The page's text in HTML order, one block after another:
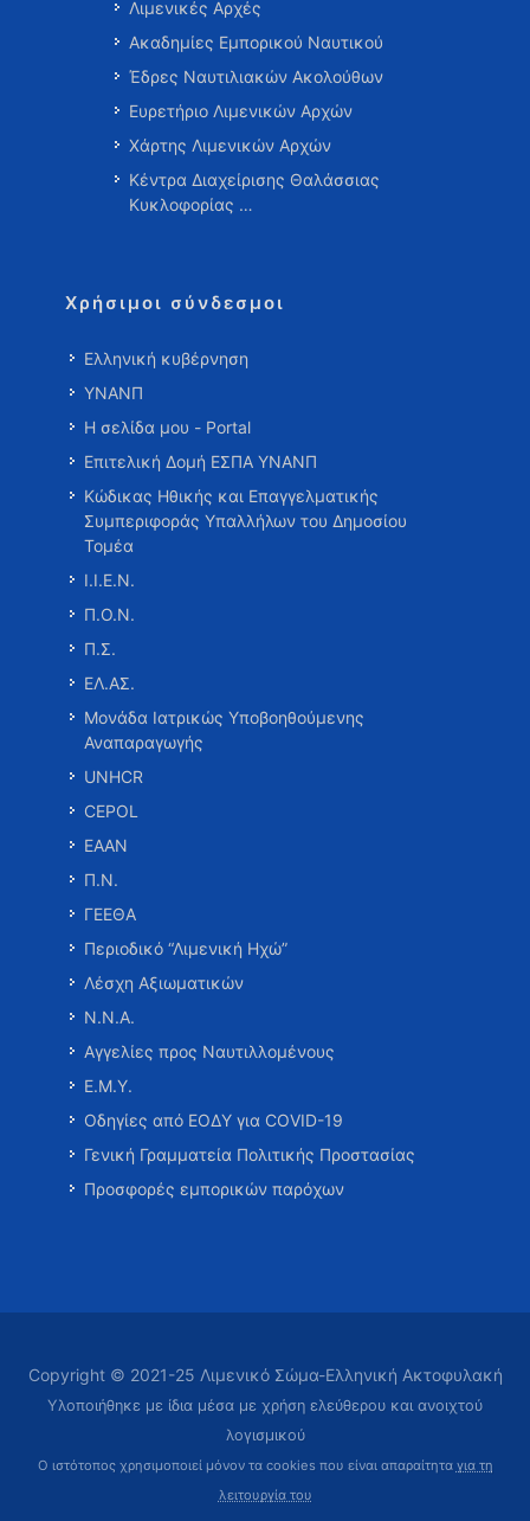
Λιμενικές Αρχές
Ακαδημίες Εμπορικού Ναυτικού
Έδρες Ναυτιλιακών Ακολούθων
Ευρετήριο Λιμενικών Αρχών
Χάρτης Λιμενικών Αρχών
Κέντρα Διαχείρισης Θαλάσσιας
Κυκλοφορίας …
Χρήσιμοι σύνδεσμοι
Ελληνική κυβέρνηση
ΥΝΑΝΠ
Η σελίδα μου - Portal
Επιτελική Δομή ΕΣΠΑ ΥΝΑΝΠ
Κώδικας Ηθικής και Επαγγελματικής
Συμπεριφοράς Υπαλλήλων του Δημοσίου
Τομέα
Ι.Ι.Ε.Ν.
Π.Ο.Ν.
Π.Σ.
ΕΛ.ΑΣ.
Μονάδα Ιατρικώς Υποβοηθούμενης
Αναπαραγωγής
UNHCR
CEPOL
ΕΑΑΝ
Π.Ν.
ΓΕΕΘΑ
Περιοδικό “Λιμενική Ηχώ”
Λέσχη Αξιωματικών
Ν.Ν.Α.
Αγγελίες προς Ναυτιλλομένους
Ε.Μ.Υ.
Οδηγίες από ΕΟΔΥ για COVID-19
Γενική Γραμματεία Πολιτικής Προστασίας
Προσφορές εμπορικών παρόχων
Copyright © 2021-25 Λιμενικό Σώμα-Ελληνική Ακτοφυλακή
Υλοποιήθηκε με ίδια μέσα με χρήση ελεύθερου και ανοιχτού
λογισμικού
Ο ιστότοπος χρησιμοποιεί μόνον τα cookies που είναι απαραίτητα για τη
λειτουργία του